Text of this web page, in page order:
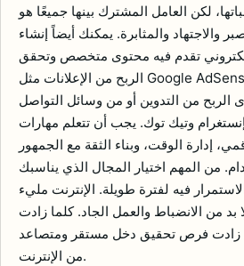
لكن العامل المشترك بينها جميعًا هو
والاجتهاد والمثابرة. يمكنك أيضاً إنشاء
تقدم فيه محتوى متخصص وتحقق
الربح من الإعلانات مثل Google AdSense. ومن الوسائل
الربح من التدوين أو من وسائل التواصل
وتيك توك. يجب أن تتعلم مهارات
إدارة الوقت، وبناء الثقة مع الجمهور
من المهم اختيار المجال الذي يناسبك
فيه لفترة طويلة. الإنترنت مليء
بد من الانضباط والعمل الجاد. كلما زادت
زادت فرص تحقيق دخل مستقر ومتصاعد
من الإنترنت.